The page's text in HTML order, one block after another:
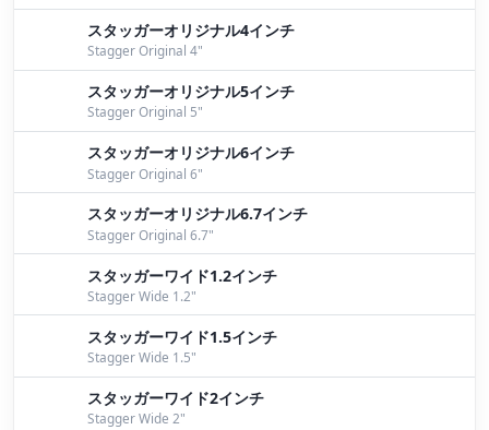
７月８日桧原湖ガイドby Bomber
７月６日桧原湖ガイド。ワイド祭り開催です！by
Bomber
７月４日桧原湖ガイドby Bomber
７月１日桧原湖ガイドby Bomber
６月３０日桧原湖ガイド
６月２３日桧原湖ガイドby Bomber
今日もライトリグ！！by Yokoyama
ライトリグな日by Yokoyama
キビレゲームby Kujime
スタッガーオリジナル4インチ
Stagger Original 4"
スタッガーオリジナル5インチ
Stagger Original 5"
スタッガーオリジナル6インチ
Stagger Original 6"
スタッガーオリジナル6.7インチ
Stagger Original 6.7"
スタッガーワイド1.2インチ
Stagger Wide 1.2"
スタッガーワイド1.5インチ
Stagger Wide 1.5"
スタッガーワイド2インチ
Stagger Wide 2"